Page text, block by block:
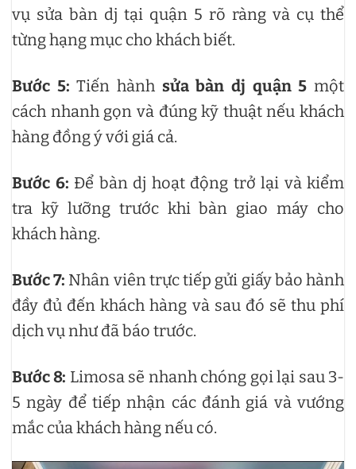
vụ sửa bàn dj tại quận 5 rõ ràng và cụ thể
từng hạng mục cho khách biết.
Bước 5:Tiến hành sửa bàn dj quận 5 một
cách nhanh gọn và đúng kỹ thuật nếu khách
hàng đồng ý với giá cả.
Bước 6: Để bàn dj hoạt động trở lại và kiểm
tra kỹ lưỡng trước khi bàn giao máy cho
khách hàng.
Bước 7: Nhân viên trực tiếp gửi giấy bảo hành
đầy đủ đến khách hàng và sau đó sẽ thu phí
dịch vụ như đã báo trước.
Bước 8: Limosa sẽ nhanh chóng gọi lại sau 3-
5 ngày để tiếp nhận các đánh giá và vướng
mắc của khách hàng nếu có.